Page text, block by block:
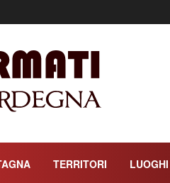
TERRITORI LUOGHI